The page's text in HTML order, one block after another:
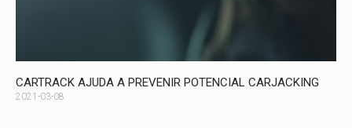
CARTRACK AJUDA A PREVENIR POTENCIAL CARJACKING
2021-03-08